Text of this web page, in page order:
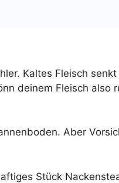
Kaltes Fleisch senkt
deinem Fleisch also
Aber
Stück